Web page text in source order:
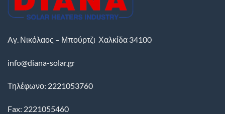
Aγ. Νικόλαος – Μπούρτζι Χαλκίδα 34100
info@diana-solar.gr
Τηλέφωνο: 2221053760
Fax: 2221055460